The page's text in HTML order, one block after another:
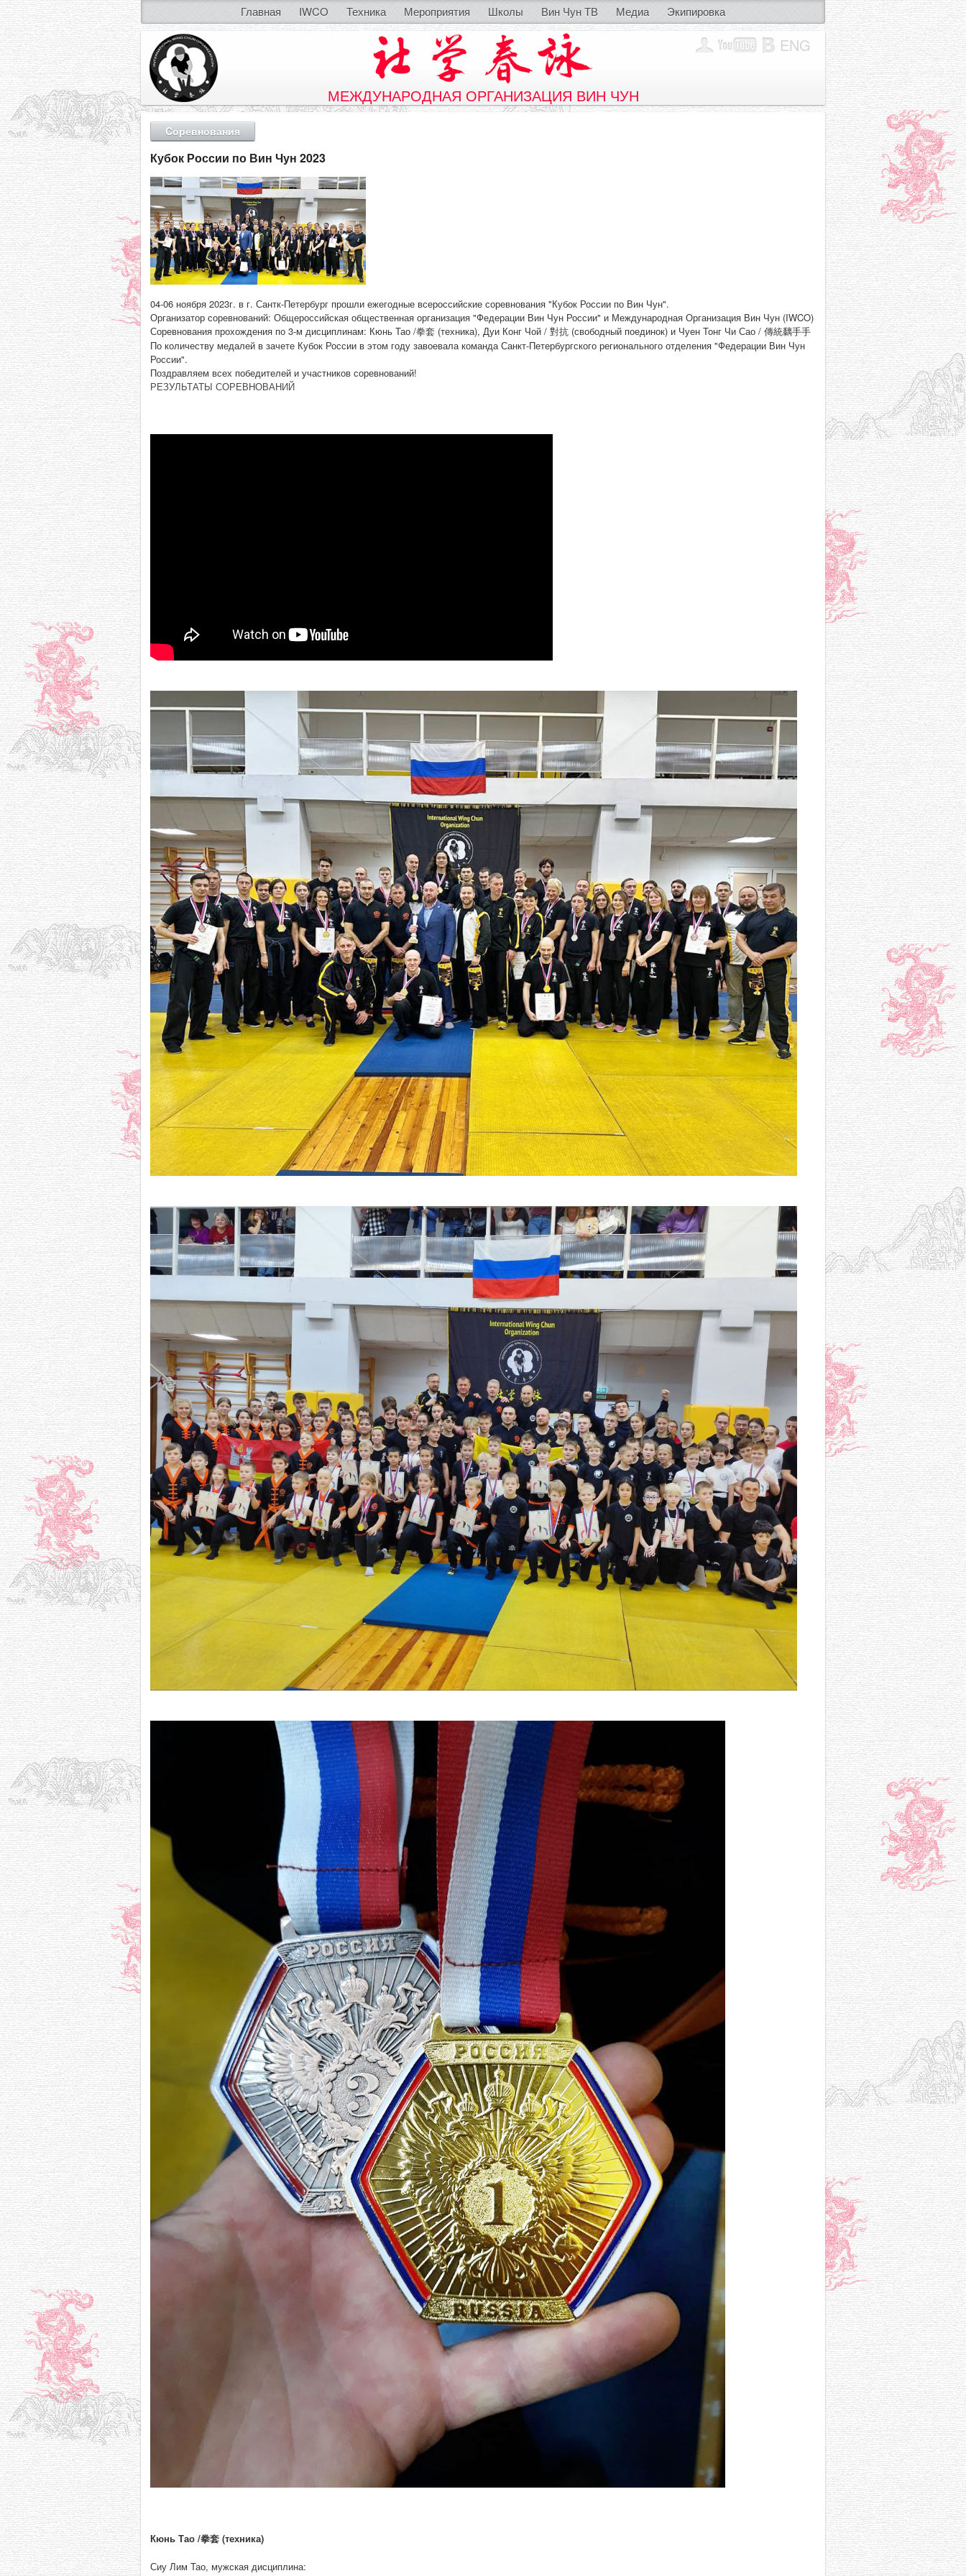
Главная IWCO Техника Мероприятия Школы Вин Чун ТВ Медиа Экипировка
ENG
МЕЖДУНАРОДНАЯ ОРГАНИЗАЦИЯ ВИН ЧУН
Cоревнования
Кубок России по Вин Чун 2023
04-06 ноября 2023г. в г. Сантк-Петербург прошли ежегодные всероссийские соревнования "Кубок России по Вин Чун".
Организатор соревнований: Общероссийская общественная организация "Федерации Вин Чун России" и Международная Организация Вин Чун (IWCO)
Соревнования прохождения по 3-м дисциплинам: Кюнь Тао /拳套 (техника), Дуи Конг Чой / 對抗 (свободный поединок) и Чуен Тонг Чи Сао / 傳統黐⼿手
По количеству медалей в зачете Кубок России в этом году завоевала команда Санкт-Петербургского регионального отделения "Федерации Вин Чун
России".
Поздравляем всех победителей и участников соревнований!
РЕЗУЛЬТАТЫ СОРЕВНОВАНИЙ
Кюнь Тао /拳套 (техника)
Сиу Лим Тао, мужская дисциплина: